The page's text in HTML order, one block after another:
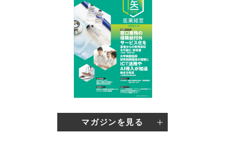
マガジンを見る